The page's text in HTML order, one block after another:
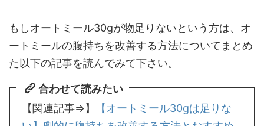
もしオートミール30gが物足りないという方は、オ
ートミールの腹持ちを改善する方法についてまとめ
た以下の記事を読んでみて下さい。
合わせて読みたい
【関連記事⇒】
【オートミール30gは足りな